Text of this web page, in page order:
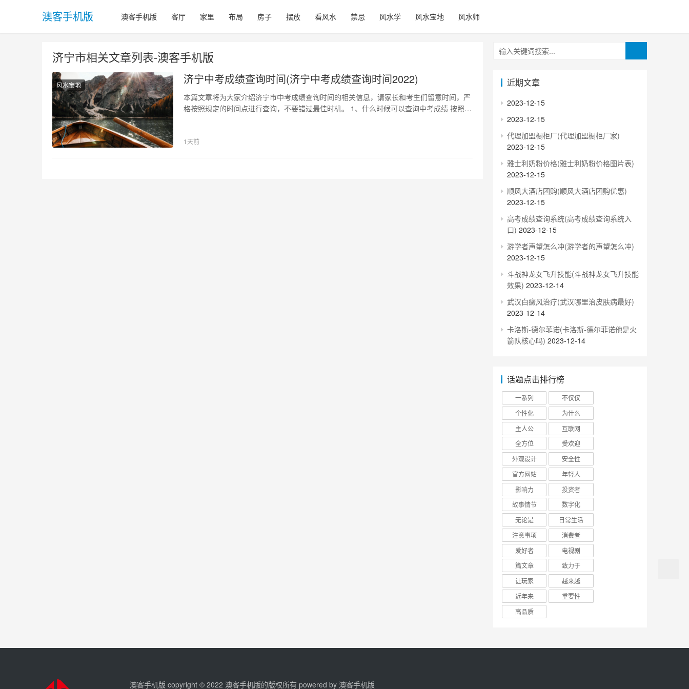
澳客手机版 澳客手机版 客厅 家里 布局 房子 摆放 看风水 禁忌 风水学 风水宝地 风水师
济宁市相关文章列表-澳客手机版
风水宝地 济宁中考成绩查询时间(济宁中考成绩查询时间2022)
本篇文章将为大家介绍济宁市中考成绩查询时间的相关信息，请家长和考生们留意时间，严
格按照规定的时间点进行查询，不要错过最佳时机。 1、什么时候可以查询中考成绩 按照济
式 济宁市中考成绩查询方式有两种。一种是通过市教育考试…
1天前
近期文章
2023-12-15
2023-12-15
代理加盟橱柜厂(代理加盟橱柜厂家)
2023-12-15
雅士利奶粉价格(雅士利奶粉价格图片表)
2023-12-15
顺风大酒店团购(顺风大酒店团购优惠)
2023-12-15
高考成绩查询系统(高考成绩查询系统入
口) 2023-12-15
游学者声望怎么冲(游学者的声望怎么冲)
2023-12-15
斗战神龙女飞升技能(斗战神龙女飞升技能
效果) 2023-12-14
武汉白癜风治疗(武汉哪里治皮肤病最好)
2023-12-14
卡洛斯-德尔菲诺(卡洛斯-德尔菲诺他是火
箭队核心吗) 2023-12-14
话题点击排行榜
一系列
不仅仅
个性化
为什么
主人公
互联网
全方位
受欢迎
外观设计
安全性
官方网站
年轻人
影响力
投资者
故事情节
数字化
无论是
日常生活
注意事项
消费者
爱好者
电视剧
篇文章
致力于
让玩家
越来越
近年来
重要性
高品质
澳客手机版 copyright © 2022 澳客手机版的版权所有 powered by 澳客手机版